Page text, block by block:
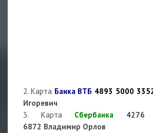
2. Карта Банка ВТБ 4893 5000
Игоревич
3. Карта Сбербанка 4276
6872 Владимир Орлов